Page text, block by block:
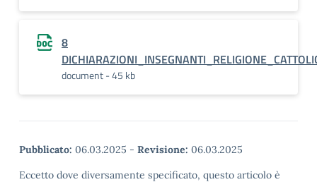
8
document - 45 kb
Pubblicato: 06.03.2025 - Revisione: 06.03.2025
Eccetto dove diversamente specificato, questo articolo è